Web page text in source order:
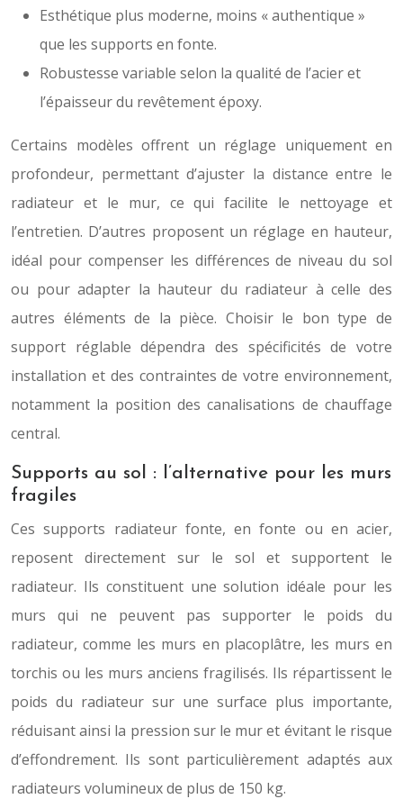
Esthétique plus moderne, moins « authentique »
que les supports en fonte.
Robustesse variable selon la qualité de l’acier et
l’épaisseur du revêtement époxy.
Certains modèles offrent un réglage uniquement en
profondeur, permettant d’ajuster la distance entre le
radiateur et le mur, ce qui facilite le nettoyage et
l’entretien. D’autres proposent un réglage en hauteur,
idéal pour compenser les différences de niveau du sol
ou pour adapter la hauteur du radiateur à celle des
autres éléments de la pièce. Choisir le bon type de
support réglable dépendra des spécificités de votre
installation et des contraintes de votre environnement,
notamment la position des canalisations de chauffage
central.
Supports au sol : l’alternative pour les murs
fragiles
Ces supports radiateur fonte, en fonte ou en acier,
reposent directement sur le sol et supportent le
radiateur. Ils constituent une solution idéale pour les
murs qui ne peuvent pas supporter le poids du
radiateur, comme les murs en placoplâtre, les murs en
torchis ou les murs anciens fragilisés. Ils répartissent le
poids du radiateur sur une surface plus importante,
réduisant ainsi la pression sur le mur et évitant le risque
d’effondrement. Ils sont particulièrement adaptés aux
radiateurs volumineux de plus de 150 kg.